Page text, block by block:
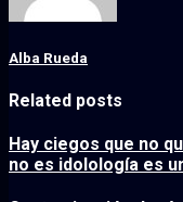
Alba Rueda
Related posts
Hay ciegos que no
no es idolología es